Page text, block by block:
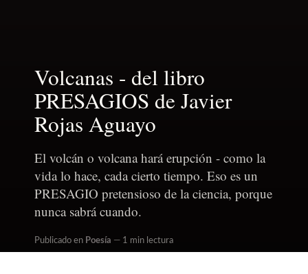
Volcanas - del libro
PRESAGIOS de Javier
Rojas Aguayo
El volcán o volcana hará erupción - como la
vida lo hace, cada cierto tiempo. Eso es un
PRESAGIO pretensioso de la ciencia, porque
nunca sabrá cuando.
Publicado en Poesía 1 min lectura